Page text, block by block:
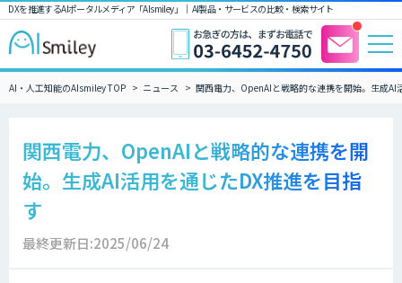
DXを推進するAIポータルメディア「AIsmiley」｜ AI製品・サービスの比較・検索サイト
AI・人工知能のAIsmiley TOP ニュース 関西電力、OpenAIと戦略的な連携を開始。生成AI
関西電力、OpenAIと戦略的な連携を開
始。生成AI活用を通じたDX推進を目指
す
最終更新日:2025/06/24